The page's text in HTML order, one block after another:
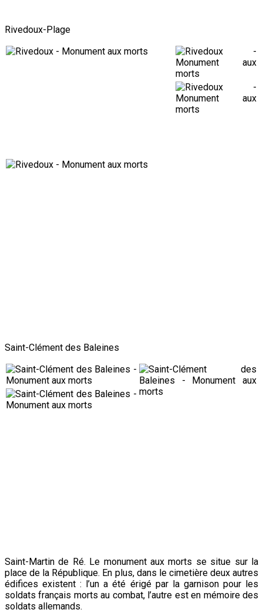
Rivedoux-Plage
Saint-Clément des Baleines
Saint-Martin de Ré. Le monument aux morts se situe sur la
place de la République. En plus, dans le cimetière deux autres
édifices existent : l’un a été érigé par la garnison pour les
soldats français morts au combat, l’autre est en mémoire des
soldats allemands.